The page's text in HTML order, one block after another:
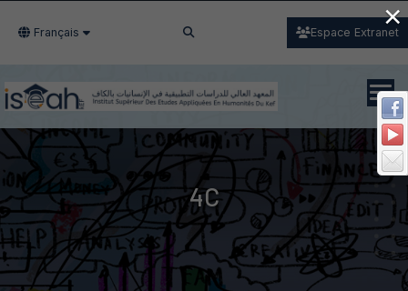
Français Espace Extranet
4C
×